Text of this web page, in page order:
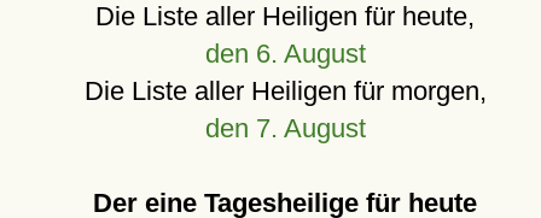
Die Liste aller Heiligen für heute,
den 6. August
Die Liste aller Heiligen für morgen,
den 7. August
Der eine Tagesheilige für heute